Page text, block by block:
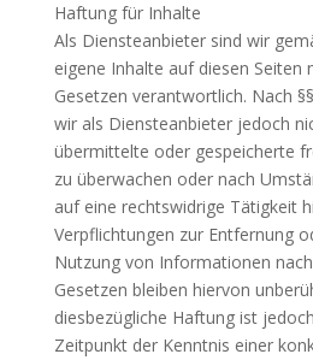
Haftung für Inhalte
Als Diensteanbieter sind wir
eigene Inhalte auf diesen Seiten
Gesetzen verantwortlich. Nach
wir als Diensteanbieter jedoch
übermittelte oder gespeicherte
zu überwachen oder nach
auf eine rechtswidrige Tätigkeit
Verpflichtungen zur Entfernung
Nutzung von Informationen
Gesetzen bleiben hiervon
diesbezügliche Haftung ist
Zeitpunkt der Kenntnis einer